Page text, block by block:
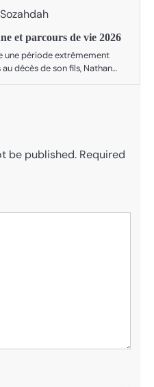
et parcours de vie 2026
une période extrêmement
décès de son fils, Nathan…
be published. Required